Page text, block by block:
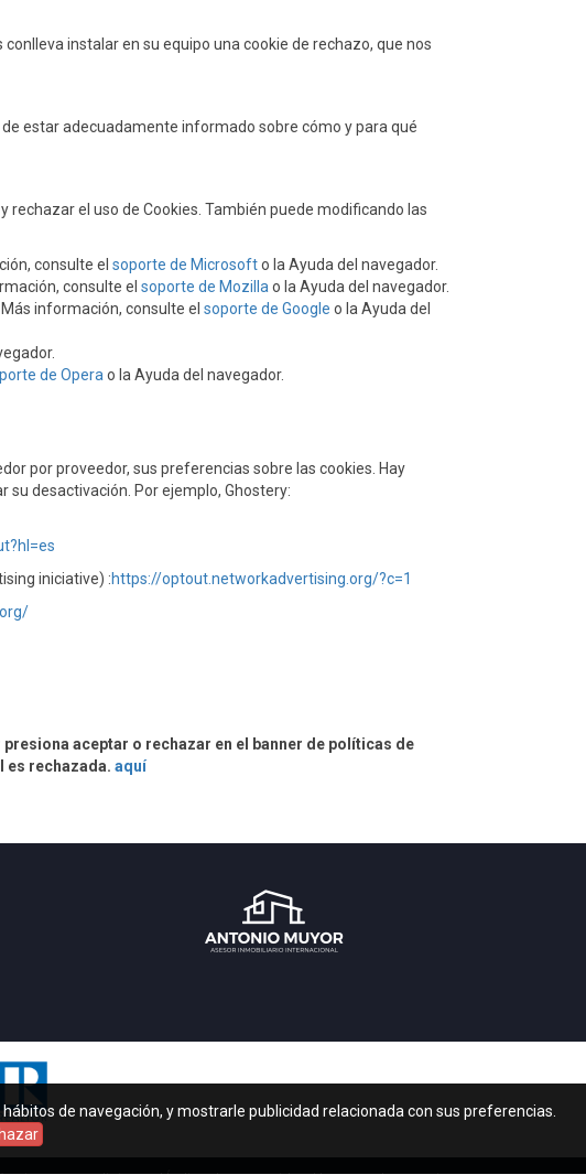
instalar en su equipo una cookie de rechazo, que nos
estar adecuadamente informado sobre cómo y para qué
rechazar el uso de Cookies. También puede modificando las
consulte el soporte de Microsofto la Ayuda del navegador.
consulte el soporte de Mozilla o la Ayuda del navegador.
información, consulte el soporte de Google o la Ayuda del
de Opera o la Ayuda del navegador.
por proveedor, sus preferencias sobre las cookies. Hay
desactivación. Por ejemplo, Ghostery:
iniciative) :https://optout.networkadvertising.org/?c=1
aceptar o rechazar en el banner de políticas de
es rechazada. aquí
de navegación, y mostrarle publicidad relacionada con sus preferencias.